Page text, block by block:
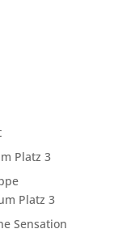
Platz 3
Platz 3
Sensation